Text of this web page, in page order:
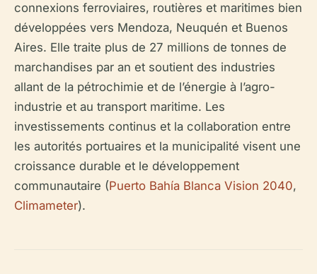
connexions ferroviaires, routières et maritimes bien
développées vers Mendoza, Neuquén et Buenos
Aires. Elle traite plus de 27 millions de tonnes de
marchandises par an et soutient des industries
allant de la pétrochimie et de l’énergie à l’agro-
industrie et au transport maritime. Les
investissements continus et la collaboration entre
les autorités portuaires et la municipalité visent une
croissance durable et le développement
communautaire (Puerto Bahía Blanca Vision 2040,
Climameter).